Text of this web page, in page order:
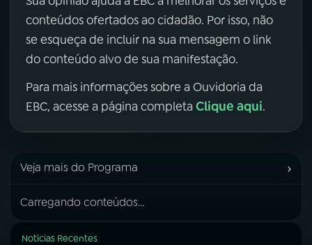
conteúdos ofertados ao cidadão. Por isso, não
se esqueça de incluir na sua mensagem o link
do conteúdo alvo de sua manifestação.
Para mais informações sobre a Ouvidoria da
EBC, acesse a página completa Clique aqui.
Veja mais do Programa ›
Carregando conteúdos...
Notícias Recentes